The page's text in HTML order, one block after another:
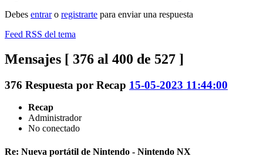
Debes entraro registrarte para enviar una respuesta
Feed RSS del tema
Mensajes [ 376 al 400 de 527 ]
376 Respuesta por Recap 15-05-2023 11:44:00
Recap
Administrador
No conectado
Re: Nueva portátil de Nintendo - Nintendo NX